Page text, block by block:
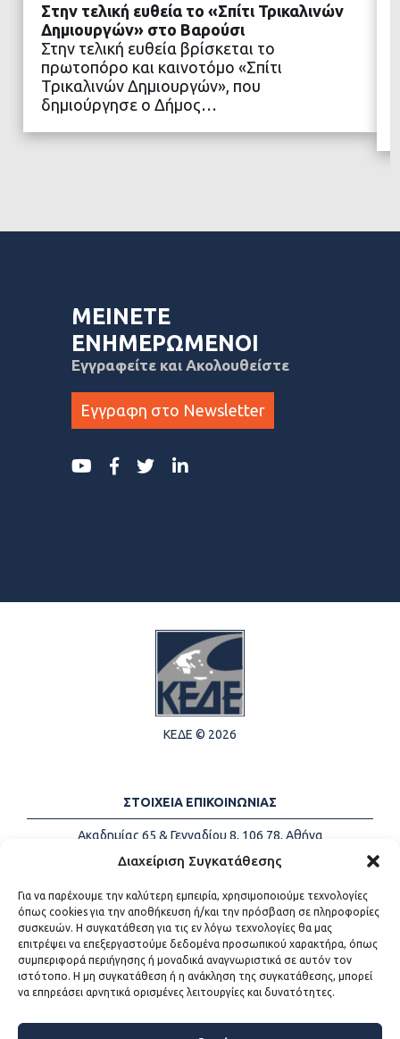
Διαχείριση Συγκατάθεσης
Για να παρέχουμε την καλύτερη εμπειρία, χρησιμοποιούμε τεχνολογίες
όπως cookies για την αποθήκευση ή/και την πρόσβαση σε πληροφορίες
συσκευών. Η συγκατάθεση για τις εν λόγω τεχνολογίες θα μας
επιτρέψει να επεξεργαστούμε δεδομένα προσωπικού χαρακτήρα, όπως
συμπεριφορά περιήγησης ή μοναδικά αναγνωριστικά σε αυτόν τον
ιστότοπο. Η μη συγκατάθεση ή η ανάκληση της συγκατάθεσης, μπορεί
να επηρεάσει αρνητικά ορισμένες λειτουργίες και δυνατότητες.
ΔΙΑΒΑΣΤΕ ΠΕΡΙΣΣΟΤΕΡΑ
Στην τελική ευθεία το «Σπίτι Τρικαλινών
Δημιουργών» στο Βαρούσι
Στην τελική ευθεία βρίσκεται το
πρωτοπόρο και καινοτόμο «Σπίτι
Τρικαλινών Δημιουργών», που
δημιούργησε ο Δήμος…
ΜΕΙΝΕΤΕ
ΕΝΗΜΕΡΩΜΕΝΟΙ
Εγγραφείτε και Ακολουθείστε
Εγγραφη στο Newsletter
ΚΕΔΕ © 2026
ΣΤΟΙΧΕΙΑ ΕΠΙΚΟΙΝΩΝΙΑΣ
Ακαδημίας 65 & Γενναδίου 8, 106 78, Αθήνα
Τηλέφωνα:
+30 213-2147500
Email:
info@kede.gr
ΧΡΗΣΙΜΟΙ ΣΥΝΔΕΣΜΟΙ
Η ΚΕΔΕ
Επικοινωνία
Sitemap